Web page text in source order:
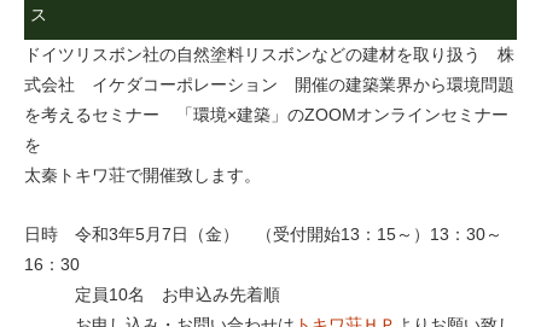
ス
ドイツリスボン社の自然塗料リスボンなどの建材を取り扱う 株
式会社 イケダコーポレーション 開催の建築業界から環境問題
を考えるセミナー 「環境×建築」のZOOMオンラインセミナー
を
太秦トキワ荘で開催致します。
日時 令和3年5月7日（金） （受付開始13：15～）13：30～
16：30
定員10名 お申込み先着順